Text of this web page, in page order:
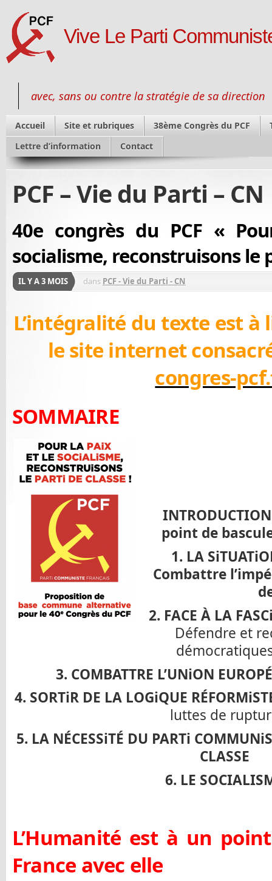
Vive Le Parti
avec, sans ou contre la stratégie de sa direction
Accueil Site et rubriques 38ème Congrès du PCF
Lettre d’information
Contact
PCF – Vie du Parti – CN
40e congrès du PCF «
socialisme, reconstruisons le
IL Y A 3 MOIS dans PCF - Vie du Parti - CN
L’intégralité du texte est à
le site internet
congres-
SOMMAIRE
point de
1. LA
Combattre
2. FACE À LA
Défendre et
3. COMBATTRE L’UNiON
4. SORTiR DE LA LOGiQUE
luttes de
5. LA NÉCESSiTÉ DU PARTi
CLASSE
6. LE
L’Humanité est à un
France avec elle